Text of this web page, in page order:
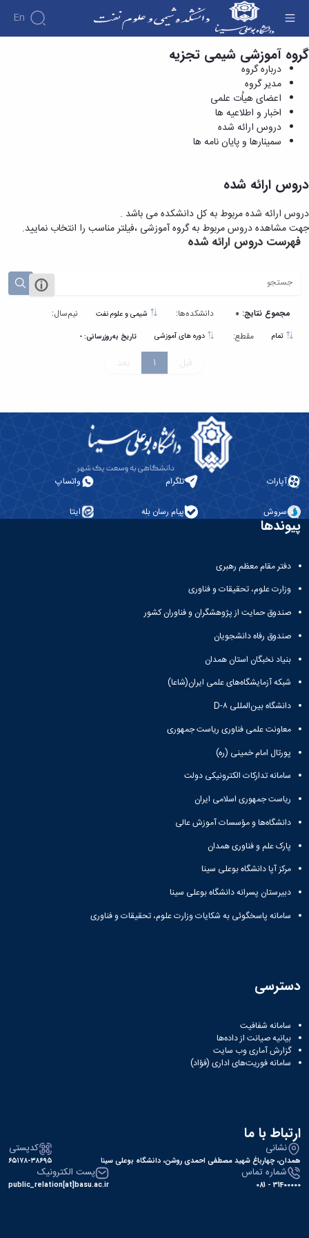
En
دروس ارائه شده - دانشکده شیمی و علوم نفت
گروه آموزشی شیمی تجزیه
درباره گروه
مدیر گروه
اعضای هیاُت علمی
اخبار و اطلاعیه ها
دروس ارائه شده
سمینارها و پایان نامه ها
دروس ارائه شده
دروس ارائه شده مربوط به کل دانشکده می باشد .
جهت مشاهده دروس مربوط به گروه آموزشی ،فیلتر مناسب را انتخاب نمایید.
فهرست دروس ارائه شده
مجموع نتایج: 0 دانشکده‌ها: نیم‌سال:
مقطع: دوره های آموزشی تاریخ به‌روزرسانی: -
قبل 1 بعد
آپارات تلگرام واتساپ
سروش پیام رسان بله ایتا
پیوندها
دفتر مقام معظم رهبری
وزارت علوم، تحقیقات و فناوری
صندوق حمایت از پژوهشگران و فناوران کشور
صندوق رفاه دانشجویان
بنیاد نخبگان استان همدان
شبکه آزمایشگاه‌های علمی ایران(شاعا)
دانشگاه بین‌المللی D-۸
معاونت علمی فناوری ریاست جمهوری
پورتال امام خمینی (ره)
سامانه تدارکات الکترونیکی دولت
ریاست جمهوری اسلامی ایران
دانشگاه‌ها و مؤسسات آموزش عالی
پارک علم و فناوری همدان
مرکز آپا دانشگاه بوعلی سینا
دبیرستان پسرانه دانشگاه بوعلی سینا
سامانه پاسخگوئی به شکایات وزارت علوم، تحقیقات و فناوری
دسترسی
سامانه شفافیت
بیانیه صیانت از داده‌ها
گزارش آماری وب‌ سایت
سامانه فوریت‌های اداری (فؤاد)
ارتباط با ما
نشانی
همدان، چهارباغ شهید مصطفی احمدی روشن، دانشگاه بوعلی سینا
کدپستی
۶۵۱۷۸-۳۸۶۹۵
شماره تماس
31400000 - 081
پست الکترونیک
public_relation[at]basu.ac.ir